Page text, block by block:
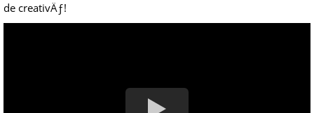
de creativÄƒ!